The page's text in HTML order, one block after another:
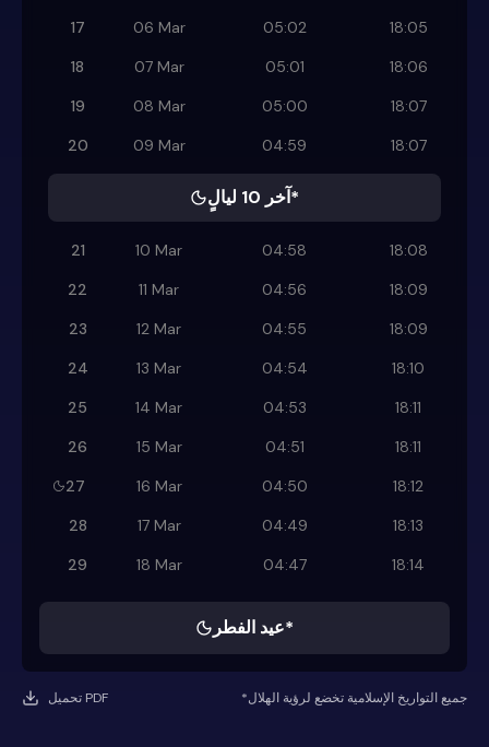
17
06 Mar 05:02
18:05
18
07 Mar 05:01
18:06
19
08 Mar 05:00
18:07
20
09 Mar 04:59 18:07
آخر 10 ليالٍ*
21 10 Mar 04:58
18:08
22
11 Mar 04:56
18:09
23
12 Mar 04:55
18:09
24
13 Mar 04:54
18:10
25
14 Mar 04:53
18:11
26
15 Mar 04:51
18:11
27
16 Mar 04:50
18:12
28
17 Mar 04:49
18:13
29
18 Mar 04:47 18:14
عيد الفطر*
تحميل PDF *جميع التواريخ الإسلامية تخضع لرؤية الهلال